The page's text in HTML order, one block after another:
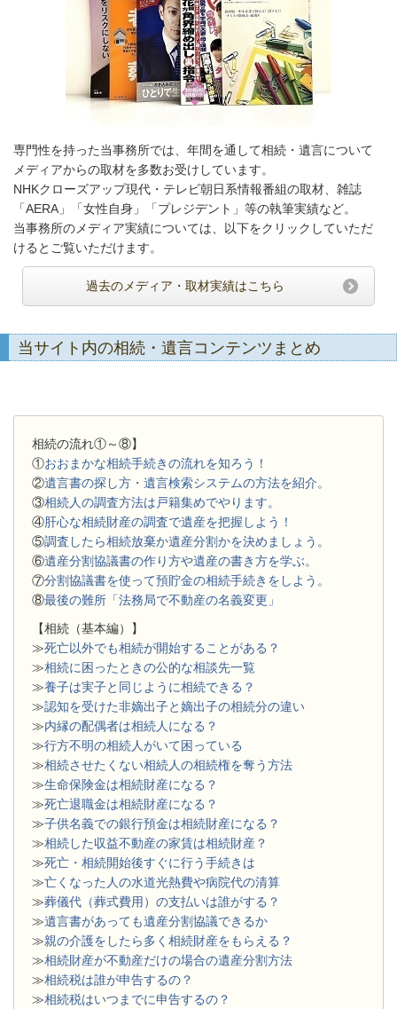
専門性を持った当事務所では、年間を通して相続・遺言について
メディアからの取材を多数お受けしています。
NHKクローズアップ現代・テレビ朝日系情報番組の取材、雑誌
「AERA」「女性自身」「プレジデント」等の執筆実績など。
当事務所のメディア実績については、以下をクリックしていただ
けるとご覧いただけます。
過去のメディア・取材実績はこちら
当サイト内の相続・遺言コンテンツまとめ
相続の流れ①～⑧】
①おおまかな相続手続きの流れを知ろう！
②遺言書の探し方・遺言検索システムの方法を紹介。
③相続人の調査方法は戸籍集めでやります。
④肝心な相続財産の調査で遺産を把握しよう！
⑤調査したら相続放棄か遺産分割かを決めましょう。
⑥遺産分割協議書の作り方や遺産の書き方を学ぶ。
⑦分割協議書を使って預貯金の相続手続きをしよう。
⑧最後の難所「法務局で不動産の名義変更」
【相続（基本編）】
≫死亡以外でも相続が開始することがある？
≫相続に困ったときの公的な相談先一覧
≫養子は実子と同じように相続できる？
≫認知を受けた非嫡出子と嫡出子の相続分の違い
≫内縁の配偶者は相続人になる？
≫行方不明の相続人がいて困っている
≫相続させたくない相続人の相続権を奪う方法
≫生命保険金は相続財産になる？
≫死亡退職金は相続財産になる？
≫子供名義での銀行預金は相続財産になる？
≫相続した収益不動産の家賃は相続財産？
≫死亡・相続開始後すぐに行う手続きは
≫亡くなった人の水道光熱費や病院代の清算
≫葬儀代（葬式費用）の支払いは誰がする？
≫遺言書があっても遺産分割協議できるか
≫親の介護をしたら多く相続財産をもらえる？
≫相続財産が不動産だけの場合の遺産分割方法
≫相続税は誰が申告するの？
≫相続税はいつまでに申告するの？